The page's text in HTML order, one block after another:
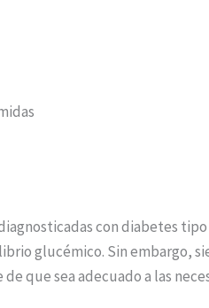
con diabetes
glucémico. Sin embargo,
que sea adecuado a las